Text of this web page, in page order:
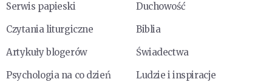
Serwis papieski
Duchowość
Czytania liturgiczne
Biblia
Artykuły blogerów
Świadectwa
Psychologia na co dzień
Ludzie i inspiracje